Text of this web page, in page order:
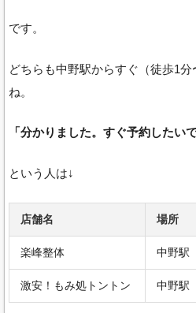
です。
どちらも中野駅からすぐ（徒歩1
ね。
「分かりました。すぐ予約したいで
という人は↓
店舗名 場所
楽峰整体 中野駅
激安！もみ処トントン 中野駅